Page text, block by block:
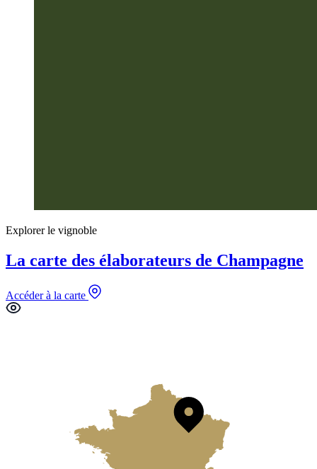
Explorer le vignoble
La carte des élaborateurs de Champagne
Accéder à la carte